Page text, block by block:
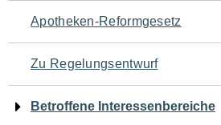
Navigation
für
den
Seiteninhalt
Apotheken-Reformgesetz
Zu Regelungsentwurf
Betroffene Interessenbereiche